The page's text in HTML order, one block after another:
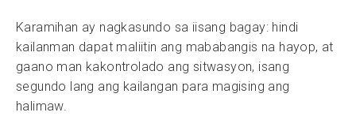
Karamihan ay nagkasundo sa iisang bagay: hindi
kailanman dapat maliitin ang mababangis na hayop, at
gaano man kakontrolado ang sitwasyon, isang
segundo lang ang kailangan para magising ang
halimaw.